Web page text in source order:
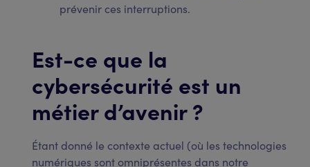
prévenir ces interruptions.
Est-ce que la
cybersécurité est un
métier d’avenir ?
Étant donné le contexte actuel (où les technologies
numériques sont omniprésentes dans notre